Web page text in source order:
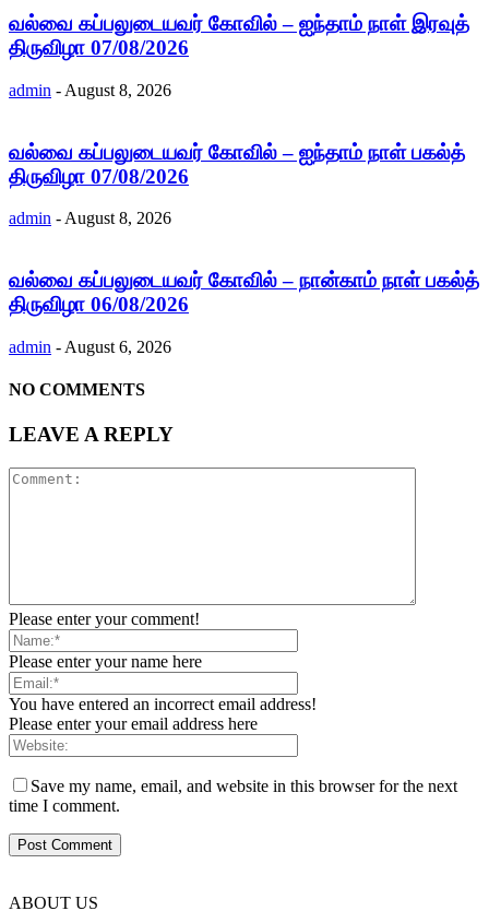
வல்வை கப்பலுடையவர் கோவில் – ஐந்தாம் நாள் இரவுத்
திருவிழா 07/08/2026
admin - August 8, 2026
வல்வை கப்பலுடையவர் கோவில் – ஐந்தாம் நாள் பகல்த்
திருவிழா 07/08/2026
admin - August 8, 2026
வல்வை கப்பலுடையவர் கோவில் – நான்காம் நாள் பகல்த்
திருவிழா 06/08/2026
admin - August 6, 2026
NO COMMENTS
LEAVE A REPLY
Please enter your comment!
Please enter your name here
You have entered an incorrect email address!
Please enter your email address here
Save my name, email, and website in this browser for the next
time I comment.
ABOUT US